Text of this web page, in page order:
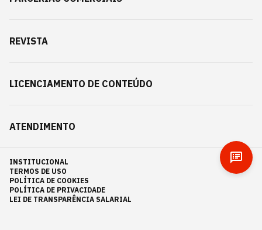
REVISTA
LICENCIAMENTO DE CONTEÚDO
ATENDIMENTO
INSTITUCIONAL
TERMOS DE USO
POLÍTICA DE COOKIES
POLÍTICA DE PRIVACIDADE
LEI DE TRANSPARÊNCIA SALARIAL